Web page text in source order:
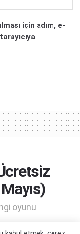
için adım, e-
oyunu